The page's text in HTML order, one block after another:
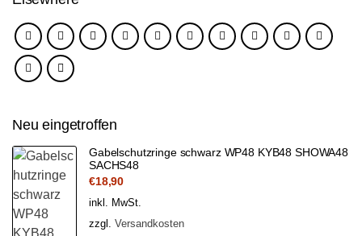
Neu eingetroffen
Gabelschutzringe schwarz WP48 KYB48 SHOWA48
SACHS48
€18,90
inkl. MwSt.
zzgl. Versandkosten